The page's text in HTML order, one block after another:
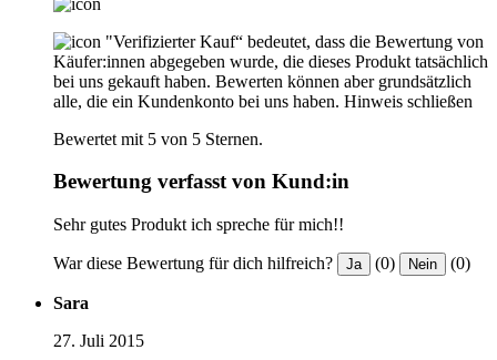
"Verifizierter Kauf“ bedeutet, dass die Bewertung von
Käufer:innen abgegeben wurde, die dieses Produkt tatsächlich
bei uns gekauft haben. Bewerten können aber grundsätzlich
alle, die ein Kundenkonto bei uns haben. Hinweis schließen
Bewertet mit 5 von 5 Sternen.
Bewertung verfasst von Kund:in
Sehr gutes Produkt ich spreche für mich!!
War diese Bewertung für dich hilfreich? Ja (0) Nein (0)
Sara
27. Juli 2015